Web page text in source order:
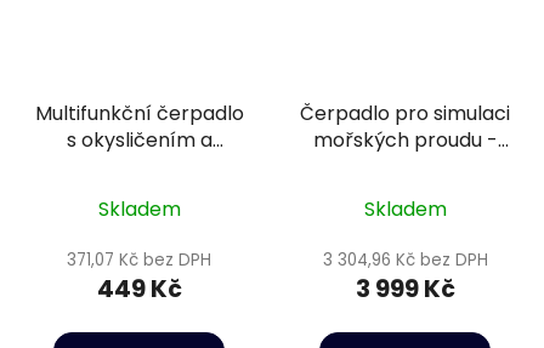
Multifunkční čerpadlo
s okysličením a
Skladem
371,07 Kč bez DPH
449 Kč
Čerpadlo pro simulaci
mořských proudu -
Skladem
3 304,96 Kč bez DPH
3 999 Kč